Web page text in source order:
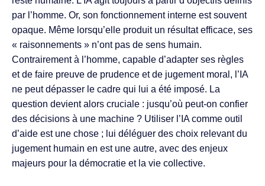
par l’homme. Or, son fonctionnement interne est souvent
opaque. Même lorsqu’elle produit un résultat efficace, ses
« raisonnements » n’ont pas de sens humain.
Contrairement à l’homme, capable d’adapter ses règles
et de faire preuve de prudence et de jugement moral, l’IA
ne peut dépasser le cadre qui lui a été imposé. La
question devient alors cruciale : jusqu’où peut-on confier
des décisions à une machine ? Utiliser l’IA comme outil
d’aide est une chose ; lui déléguer des choix relevant du
jugement humain en est une autre, avec des enjeux
majeurs pour la démocratie et la vie collective.